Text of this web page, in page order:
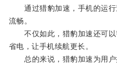
通过猎豹加速，手机的运行
流畅。
不仅如此，猎豹加速还可以
省电，让手机续航更长。
总的来说，猎豹加速为用户